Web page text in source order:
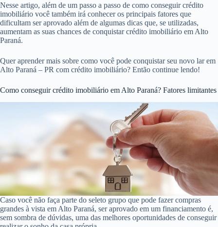
Nesse artigo, além de um passo a passo de como conseguir crédito
imobiliário você também irá conhecer os principais fatores que
dificultam ser aprovado além de algumas dicas que, se utilizadas,
aumentam as suas chances de conquistar crédito imobiliário em Alto
Paraná.
Quer aprender mais sobre como você pode conquistar seu novo lar em
Alto Paraná – PR com crédito imobiliário? Então continue lendo!
Como conseguir crédito imobiliário em Alto Paraná? Fatores limitantes
Caso você não faça parte do seleto grupo que pode fazer compras
grandes à vista em Alto Paraná, ser aprovado em um financiamento é,
sem sombra de dúvidas, uma das melhores oportunidades de conseguir